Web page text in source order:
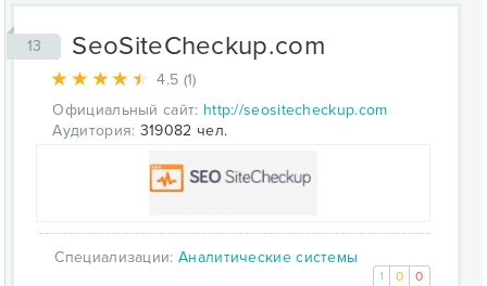
13 SeoSiteCheckup.com
4.5 (1)
Официальный сайт: http://seositecheckup.com
Аудитория: 319082 чел.
Специализации: Аналитические системы
1 0 0